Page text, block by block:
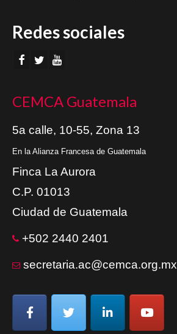
Redes sociales
CEMCA Guatemala
5a calle, 10-55, Zona 13
En la Alianza Francesa de Guatemala
Finca La Aurora
C.P. 01013
Ciudad de Guatemala
+502 2440 2401
secretaria.ac@cemca.org.mx